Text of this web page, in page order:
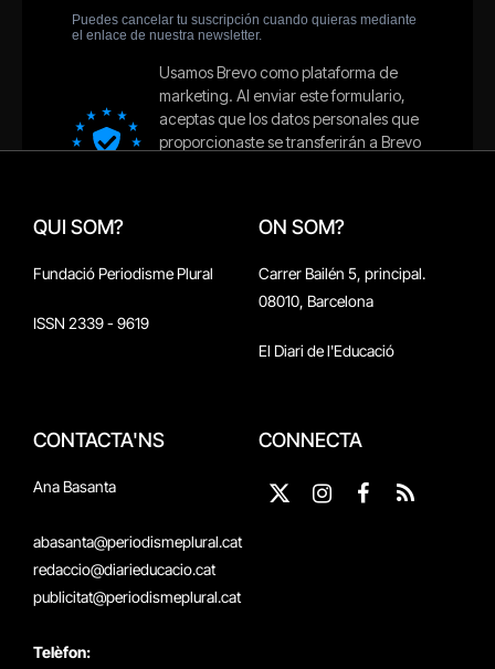
QUI SOM?
Fundació Periodisme Plural
ISSN 2339 - 9619
ON SOM?
Carrer Bailén 5, principal.
08010, Barcelona
El Diari de l'Educació
CONTACTA'NS
Ana Basanta
abasanta@periodismeplural.cat
redaccio@diarieducacio.cat
publicitat@periodismeplural.cat
Telèfon:
CONNECTA
X
Instagram
Facebook
RSS